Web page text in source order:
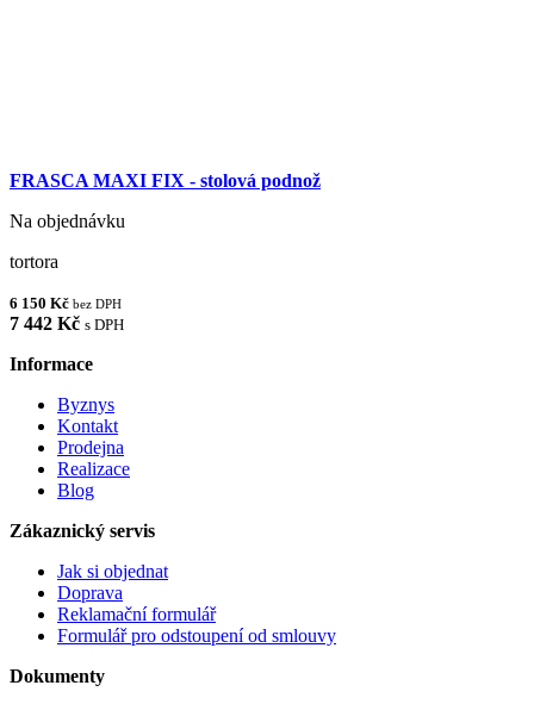
FRASCA MAXI FIX - stolová podnož
Na objednávku
tortora
6 150 Kč bez DPH
7 442 Kč s DPH
Informace
Byznys
Kontakt
Prodejna
Realizace
Blog
Zákaznický servis
Jak si objednat
Doprava
Reklamační formulář
Formulář pro odstoupení od smlouvy
Dokumenty